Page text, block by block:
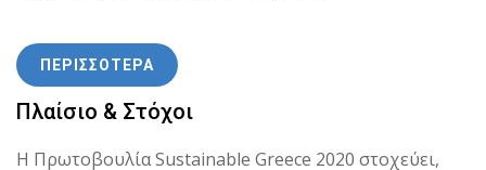
ΠΕΡΙΣΣΟΤΕΡΑ
Πλαίσιο & Στόχοι
Η Πρωτοβουλία Sustainable Greece 2020 στοχεύει,